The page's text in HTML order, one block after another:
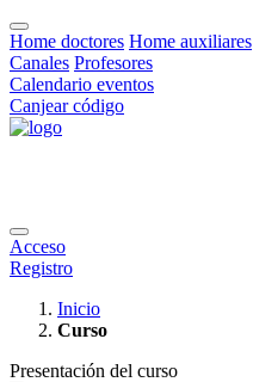
Home doctores Home auxiliares
Canales Profesores
Calendario eventos
Canjear código
Acceso
Registro
Inicio
Curso
Presentación del curso